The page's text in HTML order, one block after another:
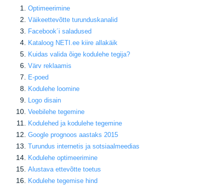
Optimeerimine
Väikeettevõtte turunduskanalid
Facebook´i saladused
Kataloog NETI.ee kiire allakäik
Kuidas valida õige kodulehe tegija?
Värv reklaamis
E-poed
Kodulehe loomine
Logo disain
Veebilehe tegemine
Kodulehed ja kodulehe tegemine
Google prognoos aastaks 2015
Turundus internetis ja sotsiaalmeedias
Kodulehe optimeerimine
Alustava ettevõtte toetus
Kodulehe tegemise hind